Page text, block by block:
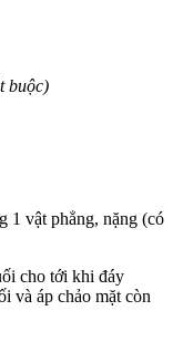
buộc)
1 vật phẳng, nặng (có
cho tới khi đáy
và áp chảo mặt còn